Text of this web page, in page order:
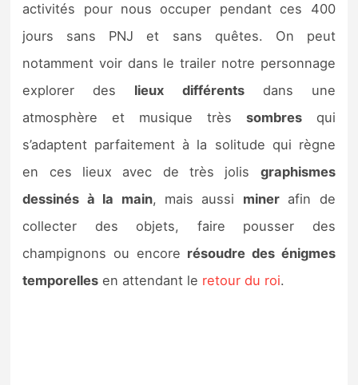
activités pour nous occuper pendant ces 400
jours sans PNJ et sans quêtes. On peut
notamment voir dans le trailer notre personnage
explorer des lieux différentsdans une
atmosphère et musique très sombresqui
s’adaptent parfaitement à la solitude qui règne
en ces lieux avec de très jolis graphismes
dessinés à la main, mais aussi minerafin de
collecter des objets, faire pousser des
champignons ou encore résoudre des énigmes
temporelles en attendant le retour du roi.